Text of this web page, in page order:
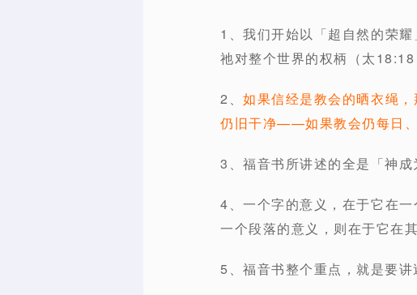
1、我们开始以「超自然的荣
祂对整个世界的权柄（太
2、如果信经是教会的晒衣绳
仍旧干净——如果教会仍每日
3、福音书所讲述的全是「神
4、一个字的意义，在于它在
一个段落的意义，则在于它在
5、福音书整个重点，就是要